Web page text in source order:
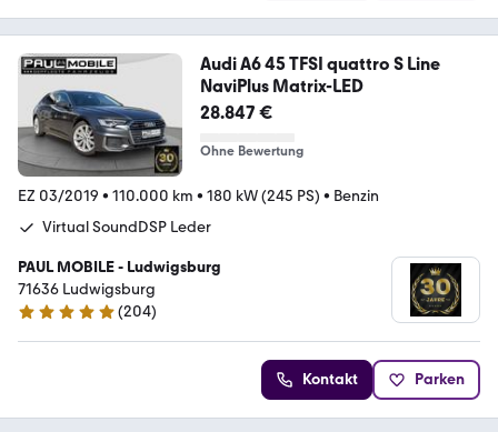
Audi A6 45 TFSI quattro S Line
NaviPlus Matrix-LED
28.847 €
Ohne Bewertung
EZ 03/2019 • 110.000 km • 180 kW (245 PS) • Benzin
Virtual SoundDSP Leder
PAUL MOBILE - Ludwigsburg
71636 Ludwigsburg
4.9 Sterne
(204)
Kontakt Parken